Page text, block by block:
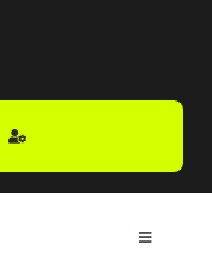
Toggle